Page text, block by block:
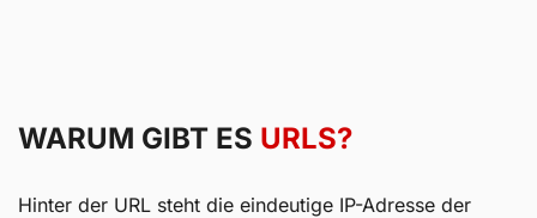
WARUM GIBT ES URLS?
Hinter der URL steht die eindeutige IP-Adresse der